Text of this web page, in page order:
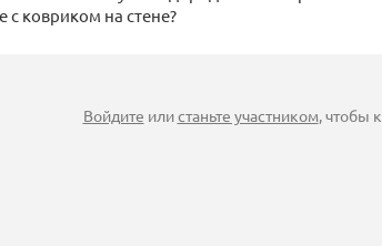
с ковриком на стене?
Войдите илистаньте участником, чтобы